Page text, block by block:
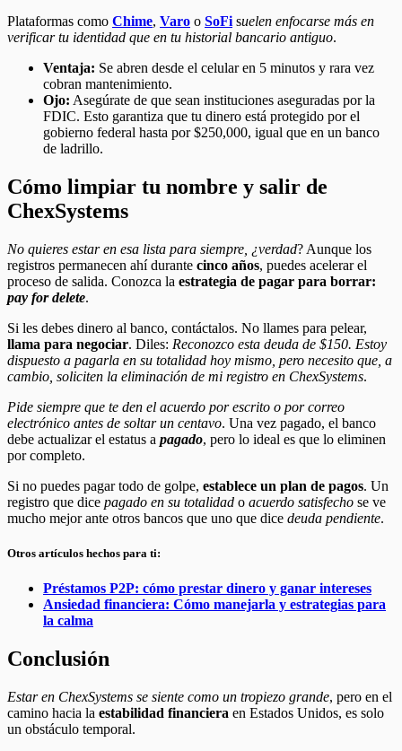
Plataformas como Chime, Varo o SoFi suelen enfocarse más en
verificar tu identidad que en tu historial bancario antiguo.
Ventaja: Se abren desde el celular en 5 minutos y rara vez
cobran mantenimiento.
Ojo: Asegúrate de que sean instituciones aseguradas por la
FDIC. Esto garantiza que tu dinero está protegido por el
gobierno federal hasta por $250,000, igual que en un banco
de ladrillo.
Cómo limpiar tu nombre y salir de
ChexSystems
No quieres estar en esa lista para siempre, ¿verdad? Aunque los
registros permanecen ahí durante cinco años, puedes acelerar el
proceso de salida. Conozca la estrategia de pagar para borrar:
pay for delete.
Si les debes dinero al banco, contáctalos. No llames para pelear,
llama para negociar. Diles: Reconozco esta deuda de $150. Estoy
dispuesto a pagarla en su totalidad hoy mismo, pero necesito que, a
cambio, soliciten la eliminación de mi registro en ChexSystems.
Pide siempre que te den el acuerdo por escrito o por correo
electrónico antes de soltar un centavo. Una vez pagado, el banco
debe actualizar el estatus a pagado, pero lo ideal es que lo eliminen
por completo.
Si no puedes pagar todo de golpe, establece un plan de pagos. Un
registro que dice pagado en su totalidad o acuerdo satisfecho se ve
mucho mejor ante otros bancos que uno que dice deuda pendiente.
Otros artículos hechos para ti:
Préstamos P2P: cómo prestar dinero y ganar intereses
Ansiedad financiera: Cómo manejarla y estrategias para
la calma
Conclusión
Estar en ChexSystems se siente como un tropiezo grande, pero en el
camino hacia la estabilidad financiera en Estados Unidos, es solo
un obstáculo temporal.